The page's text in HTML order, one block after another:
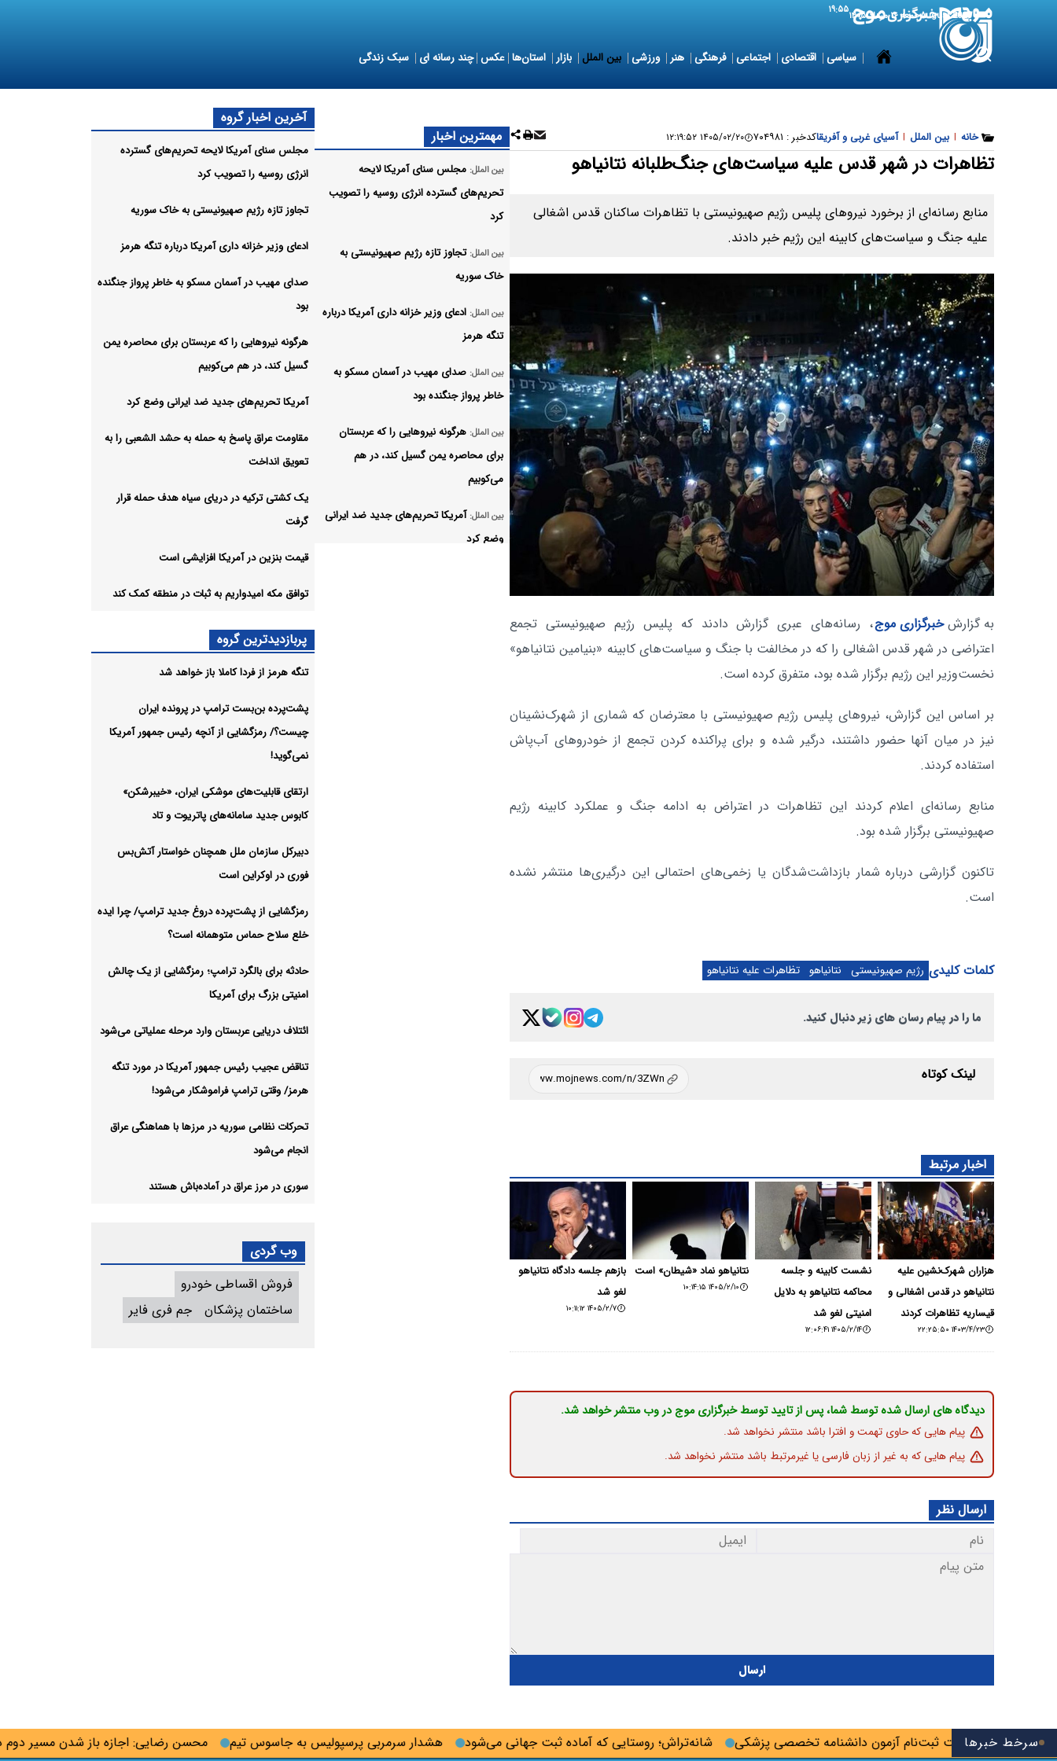
7 August 2026 جمعه ۱۶ مرداد ۱۴۰۵ ۱۹:۵۵
سیاسی اقتصادی اجتماعی فرهنگی هنر ورزشی بین الملل بازار استان‌ها عکس چند رسانه ای سبک زندگی
سرخط خبرها محسن رضایی: اجازه باز شدن مسیر دوم در هشدار سرمربی پرسپولیس به جاسوس تیم شانه‌تراش؛ روستایی که آماده ثبت جهانی می‌شود آخرین فرصت ثبت‌نام آزمون دانشنامه تخصصی پزشکی
خانه | بین الملل | آسیای غربی و آفریقاکدخبر : ۷۰۴۹۸۱ ۱۴۰۵/۰۲/۲۰ ۱۲:۱۹:۵۲
تظاهرات در شهر قدس علیه سیاست‌های جنگ‌طلبانه نتانیاهو
منابع رسانه‌ای از برخورد نیروهای پلیس رژیم صهیونیستی با تظاهرات ساکنان قدس اشغالی
علیه جنگ و سیاست‌های کابینه این رژیم خبر دادند.
به گزارشخبرگزاری موج، رسانه‌های عبری گزارش دادند که پلیس رژیم صهیونیستی تجمع
اعتراضی در شهر قدس اشغالی را که در مخالفت با جنگ و سیاست‌های کابینه «بنیامین نتانیاهو»
نخست‌وزیر این رژیم برگزار شده بود، متفرق کرده است.
بر اساس این گزارش، نیروهای پلیس رژیم صهیونیستی با معترضان که شماری از شهرک‌نشینان
نیز در میان آنها حضور داشتند، درگیر شده و برای پراکنده کردن تجمع از خودروهای آب‌پاش
استفاده کردند.
منابع رسانه‌ای اعلام کردند این تظاهرات در اعتراض به ادامه جنگ و عملکرد کابینه رژیم
صهیونیستی برگزار شده بود.
تاکنون گزارشی درباره شمار بازداشت‌شدگان یا زخمی‌های احتمالی این درگیری‌ها منتشر نشده
است.
کلمات کلیدی رژیم صهیونیستی نتانیاهو تظاهرات علیه نتانیاهو
ما را در پیام رسان های زیر دنبال کنید.
لینک کوتاه
اخبار مرتبط
هزاران شهرک‌نشین علیه
نتانیاهو در قدس اشغالی و
قیساریه تظاهرات کردند
۱۴۰۳/۴/۲۳ ۲۲:۲۵:۵۰
نشست کابینه و جلسه
محاکمه نتانیاهو به دلایل
امنیتی لغو شد
۱۴۰۵/۲/۱۴ ۱۲:۰۶:۴۱
نتانیاهو نماد «شیطان» است
۱۴۰۵/۲/۱۰ ۱۰:۱۴:۱۵
بازهم جلسه دادگاه نتانیاهو
لغو شد
۱۴۰۵/۲/۷ ۱۰:۱۱:۱۲
دیدگاه های ارسال شده توسط شما، پس از تایید توسط خبرگزاری موج در وب منتشر خواهد شد.
پیام هایی که حاوی تهمت و افترا باشد منتشر نخواهد شد.
پیام هایی که به غیر از زبان فارسی یا غیرمرتبط باشد منتشر نخواهد شد.
ارسال نظر
ارسال
مهمترین اخبار
بین الملل: مجلس سنای آمریکا لایحه
تحریم‌های گسترده انرژی روسیه را تصویب
کرد
بین الملل: تجاوز تازه رژیم صهیونیستی به
خاک سوریه
بین الملل: ادعای وزیر خزانه داری آمریکا درباره
تنگه هرمز
بین الملل: صدای مهیب در آسمان مسکو به
خاطر پرواز جنگنده بود
بین الملل: هرگونه نیروهایی را که عربستان
برای محاصره یمن گسیل کند، در هم
می‌کوبیم
بین الملل: آمریکا تحریم‌های جدید ضد ایرانی
وضع کرد
آخرین اخبار گروه
مجلس سنای آمریکا لایحه تحریم‌های گسترده
انرژی روسیه را تصویب کرد
تجاوز تازه رژیم صهیونیستی به خاک سوریه
ادعای وزیر خزانه داری آمریکا درباره تنگه هرمز
صدای مهیب در آسمان مسکو به خاطر پرواز جنگنده
بود
هرگونه نیروهایی را که عربستان برای محاصره یمن
گسیل کند، در هم می‌کوبیم
آمریکا تحریم‌های جدید ضد ایرانی وضع کرد
مقاومت عراق پاسخ به حمله به حشد الشعبی را به
تعویق انداخت
یک کشتی ترکیه در دریای سیاه هدف حمله قرار
گرفت
قیمت بنزین در آمریکا افزایشی است
توافق مکه امیدواریم به ثبات در منطقه کمک کند
پربازدیدترین گروه
تنگه هرمز از فردا کاملا باز خواهد شد
پشت‌پرده بن‌بست ترامپ در پرونده ایران
چیست؟/ رمزگشایی از آنچه رئیس جمهور آمریکا
نمی‌گوید!
ارتقای قابلیت‌های موشکی ایران، «خیبرشکن»
کابوس جدید سامانه‌های پاتریوت و تاد
دبیرکل سازمان ملل همچنان خواستار آتش‌بس
فوری در اوکراین است
رمزگشایی از پشت‌پرده دروغ جدید ترامپ/ چرا ایده
خلع سلاح حماس متوهمانه است؟
حادثه برای بالگرد ترامپ؛ رمزگشایی از یک چالش
امنیتی بزرگ برای آمریکا
ائتلاف دریایی عربستان وارد مرحله عملیاتی می‌شود
تناقض عجیب رئیس جمهور آمریکا در مورد تنگه
هرمز/ وقتی ترامپ فراموشکار می‌شود!
تحرکات نظامی سوریه در مرزها با هماهنگی عراق
انجام می‌شود
سوری در مرز عراق در آماده‌باش هستند
وب گردی
فروش اقساطی خودرو
ساختمان پزشکان
جم فری فایر